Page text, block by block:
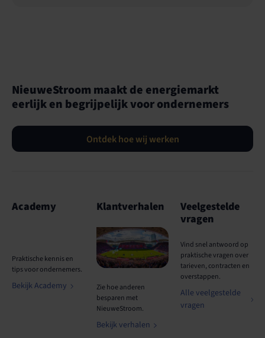
NieuweStroom maakt de energiemarkt
eerlijk en begrijpelijk voor ondernemers
Ontdek hoe wij werken
Academy
Praktische kennis en
tips voor ondernemers.
Bekijk Academy
Klantverhalen
Zie hoe anderen
besparen met
NieuweStroom.
Bekijk verhalen
Veelgestelde
vragen
Vind snel antwoord op
praktische vragen over
tarieven, contracten en
overstappen.
Alle veelgestelde
vragen